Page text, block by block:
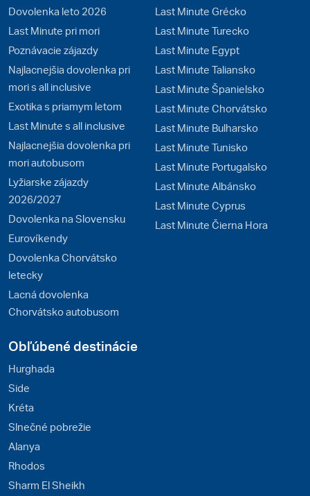
Dovolenka leto 2026
Last Minute pri mori
Poznávacie zájazdy
Najlacnejšia dovolenka pri
mori s all inclusive
Exotika s priamym letom
Last Minute s all inclusive
Najlacnejšia dovolenka pri
mori autobusom
Lyžiarske zájazdy
2026/2027
Dovolenka na Slovensku
Eurovíkendy
Dovolenka Chorvátsko
letecky
Lacná dovolenka
Chorvátsko autobusom
Last Minute Grécko
Last Minute Turecko
Last Minute Egypt
Last Minute Taliansko
Last Minute Španielsko
Last Minute Chorvátsko
Last Minute Bulharsko
Last Minute Tunisko
Last Minute Portugalsko
Last Minute Albánsko
Last Minute Cyprus
Last Minute Čierna Hora
Obľúbené destinácie
Hurghada
Side
Kréta
Slnečné pobrežie
Alanya
Rhodos
Sharm El Sheikh